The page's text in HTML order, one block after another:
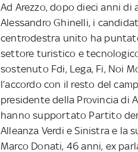
Ad Arezzo, dopo dieci anni
Alessandro Ghinelli, i
centrodestra unito ha
settore turistico e
sostenuto Fdi, Lega, Fi, Noi
l’accordo con il resto del
presidente della Provincia di
hanno supportato Partito
Alleanza Verdi e Sinistra e la
Marco Donati, 46 anni, ex